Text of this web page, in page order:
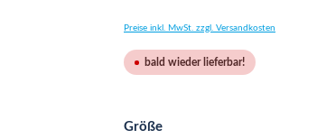
Preise inkl. MwSt. zzgl. Versandkosten
bald wieder lieferbar!
Größeauswählen